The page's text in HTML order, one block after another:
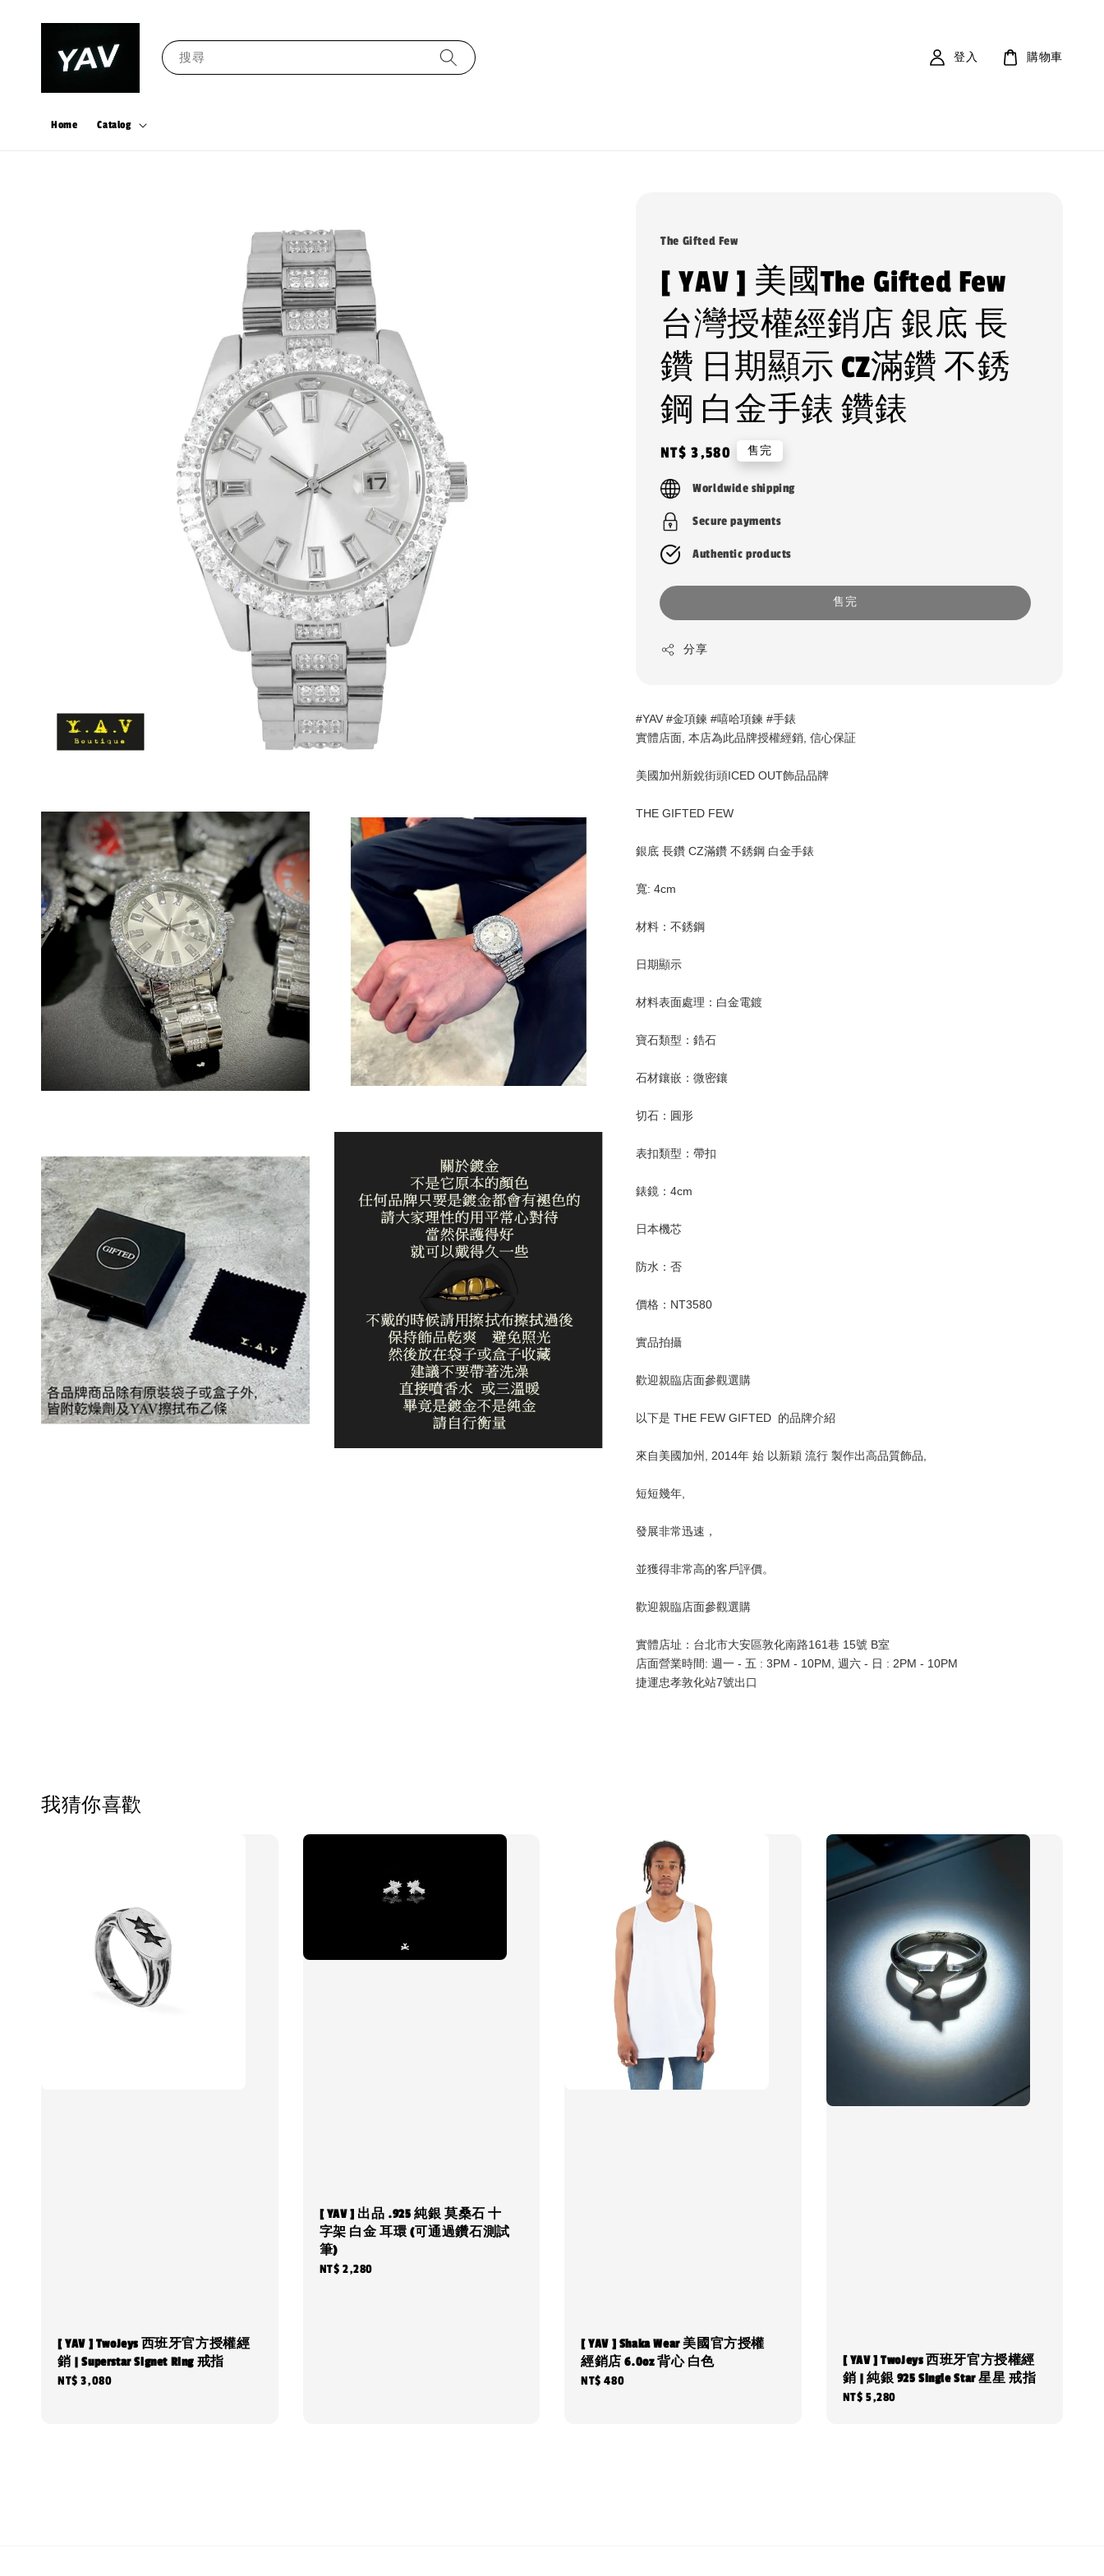
搜尋
Home Catalog
登入 購物車
The Gifted Few
[ YAV ] 美國The Gifted Few
台灣授權經銷店 銀底 長
鑽 日期顯示 CZ滿鑽 不銹
鋼 白金手錶 鑽錶
Regular
price
NT$ 3,580 售完
Worldwide shipping
Secure payments
Authentic products
售完
分享
#YAV #金項鍊 #嘻哈項鍊 #手錶
實體店面, 本店為此品牌授權經銷, 信心保証
美國加州新銳街頭ICED OUT飾品品牌
THE GIFTED FEW
銀底 長鑽 CZ滿鑽 不銹鋼 白金手錶
寬: 4cm
材料：不銹鋼
日期顯示
材料表面處理：白金電鍍
寶石類型：鋯石
石材鑲嵌：微密鑲
切石：圓形
表扣類型：帶扣
錶鏡：4cm
日本機芯
防水：否
價格：NT3580
實品拍攝
歡迎親臨店面參觀選購
以下是 THE FEW GIFTED  的品牌介紹
來自美國加州, 2014年 始 以新穎 流行 製作出高品質飾品,
短短幾年,
發展非常迅速，
並獲得非常高的客戶評價。
歡迎親臨店面參觀選購
實體店址：台北市大安區敦化南路161巷 15號 B室
店面營業時間: 週一 - 五 : 3PM - 10PM, 週六 - 日 : 2PM - 10PM
捷運忠孝敦化站7號出口
我猜你喜歡
[ YAV ] TwoJeys 西班牙官方授權經
銷 | Superstar Signet Ring 戒指
Regular
NT$ 3,080
[ YAV ] 出品 .925 純銀 莫桑石 十
字架 白金 耳環 (可通過鑽石測試
筆)
Regular
NT$ 2,280
[ YAV ] Shaka Wear 美國官方授權
經銷店 6.0oz 背心 白色
Regular
NT$ 480
[ YAV ] TwoJeys 西班牙官方授權經
銷 | 純銀 925 Single Star 星星 戒指
Regular
NT$ 5,280